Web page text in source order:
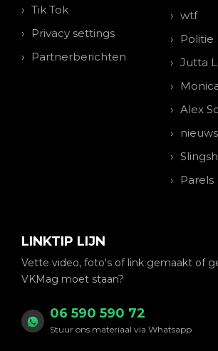
Tik Tok
Privacy settings
Partnerberichten
wtf
Politie
Jutta
Alex
nieuws
Parels
LINKTIP LIJN
Vette video, foto's of link gemaakt of
VKMag moet staan?
06 590 590 72
Stuur ons materiaal via Whatsapp